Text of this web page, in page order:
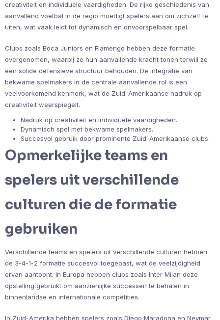
creativiteit en individuele vaardigheden. De rijke geschiedenis van
aanvallend voetbal in de regio moedigt spelers aan om zichzelf te
uiten, wat vaak leidt tot dynamisch en onvoorspelbaar spel.
Clubs zoals Boca Juniors en Flamengo hebben deze formatie
overgenomen, waarbij ze hun aanvallende kracht tonen terwijl ze
een solide defensieve structuur behouden. De integratie van
bekwame spelmakers in de centrale aanvallende rol is een
veelvoorkomend kenmerk, wat de Zuid-Amerikaanse nadruk op
creativiteit weerspiegelt.
Nadruk op creativiteit en individuele vaardigheden.
Dynamisch spel met bekwame spelmakers.
Succesvol gebruik door prominente Zuid-Amerikaanse clubs.
Opmerkelijke teams en
spelers uit verschillende
culturen die de formatie
gebruiken
Verschillende teams en spelers uit verschillende culturen hebben
de 3-4-1-2 formatie succesvol toegepast, wat de veelzijdigheid
ervan aantoont. In Europa hebben clubs zoals Inter Milan deze
opstelling gebruikt om aanzienlijke successen te behalen in
binnenlandse en internationale competities.
In Zuid-Amerika hebben spelers zoals Diego Maradona en Neymar